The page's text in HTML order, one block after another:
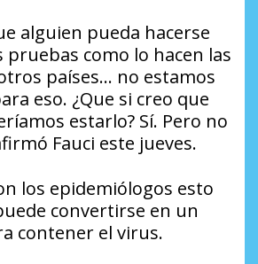
alguien pueda hacerse
pruebas como lo hacen las
países… no estamos
eso. ¿Que si creo que
estarlo? Sí. Pero no
Fauci este jueves.
los epidemiólogos esto
convertirse en un
contener el virus.